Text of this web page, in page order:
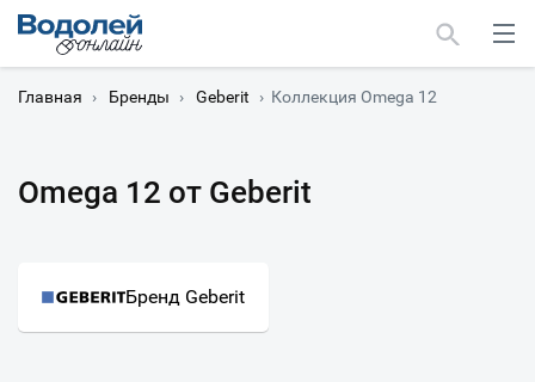
Главная › Бренды › Geberit › Коллекция Omega 12
Omega 12 от Geberit
Бренд Geberit